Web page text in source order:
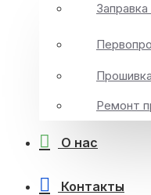
Ремонт
О нас
Контакты